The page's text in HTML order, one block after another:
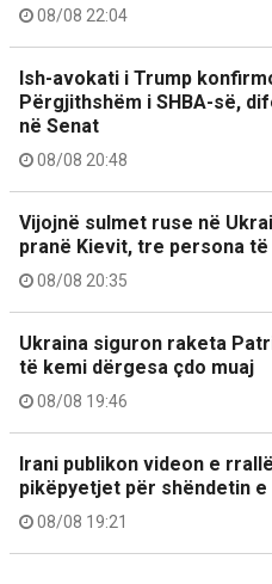
08/08 22:04
Ish-avokati i Trump
Përgjithshëm i SHBA-së,
në Senat
08/08 20:48
Vijojnë sulmet ruse në
pranë Kievit, tre persona
08/08 20:35
Ukraina siguron raketa
të kemi dërgesa çdo muaj
08/08 19:46
Irani publikon videon e
pikëpyetjet për shëndetin
08/08 19:21